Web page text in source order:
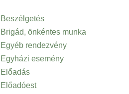
Beszélgetés
Brigád, önkéntes munka
Egyéb rendezvény
Egyházi esemény
Előadás
Előadóest